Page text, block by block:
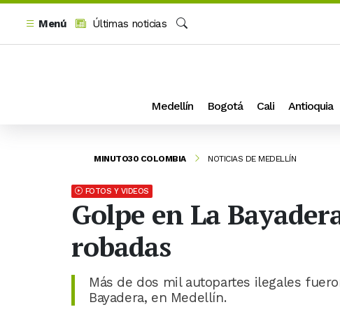
Menú
Últimas noticias
Medellín Bogotá Cali Antioquia
MINUTO30 COLOMBIA NOTICIAS DE MEDELLÍN
FOTOS Y VIDEOS
Golpe en La
robadas
Más de dos mil autopartes ilegales
Bayadera, en Medellín.